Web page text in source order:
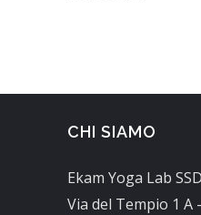
CHI SIAMO
Ekam Yoga Lab SSD
Via del Tempio 1 A